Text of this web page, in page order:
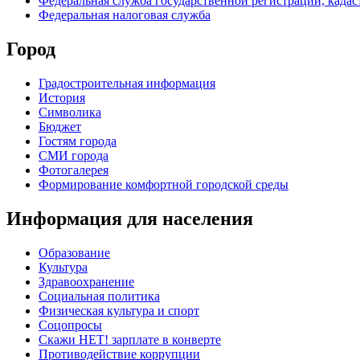
Федеральная налоговая служба
Город
Градостроительная информация
История
Символика
Бюджет
Гостям города
СМИ города
Фотогалерея
Формирование комфортной городской среды
Информация для населения
Образование
Культура
Здравоохранение
Социальная политика
Физическая культура и спорт
Соцопросы
Скажи НЕТ! зарплате в конверте
Противодействие коррупции